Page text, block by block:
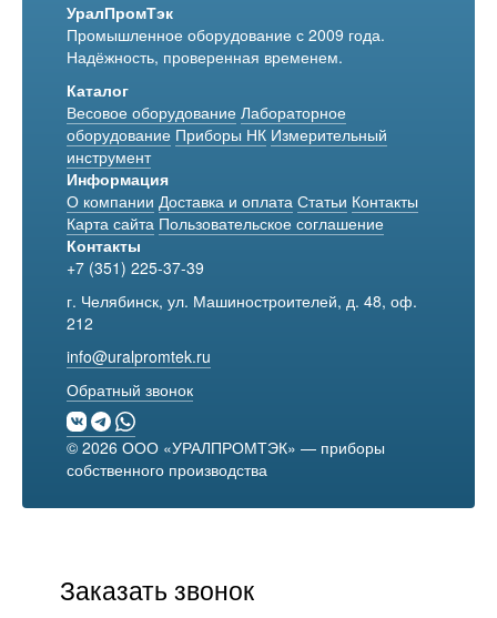
УралПромТэк
Промышленное оборудование с 2009 года.
Надёжность, проверенная временем.
Каталог
Весовое оборудование Лабораторное
оборудование Приборы НК Измерительный
инструмент
Информация
О компании Доставка и оплата Статьи Контакты
Карта сайта Пользовательское соглашение
Контакты
+7 (351) 225-37-39
г. Челябинск, ул. Машиностроителей, д. 48, оф.
212
info@uralpromtek.ru
Обратный звонок
© 2026 ООО «УРАЛПРОМТЭК» — приборы
собственного производства
Заказать звонок